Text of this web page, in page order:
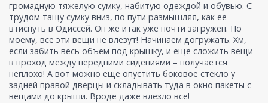
громадную тяжелую сумку, набитую одеждой и обувью. С
трудом тащу сумку вниз, по пути размышляя, как ее
втиснуть в Одиссей. Он же итак уже почти загружен. По
моему, все эти вещи не влезут! Начинаем догружать. Хм,
если забить весь объем под крышку, и еще сложить вещи
в проход между передними сидениями – получается
неплохо! А вот можно еще опустить боковое стекло у
задней правой дверцы и складывать туда в окно пакеты с
вещами до крыши. Вроде даже влезло все!